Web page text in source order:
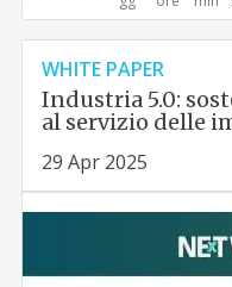
WHITE PAPER
Industria 5.0:
al servizio delle
29 Apr 2025